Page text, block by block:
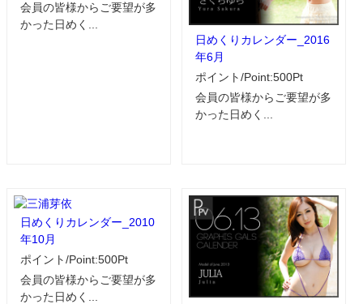
会員の皆様からご要望が多
かった日めく...
日めくりカレンダー_2016
年6月
ポイント/Point:500Pt
会員の皆様からご要望が多
かった日めく...
日めくりカレンダー_2010
年10月
ポイント/Point:500Pt
会員の皆様からご要望が多
かった日めく...